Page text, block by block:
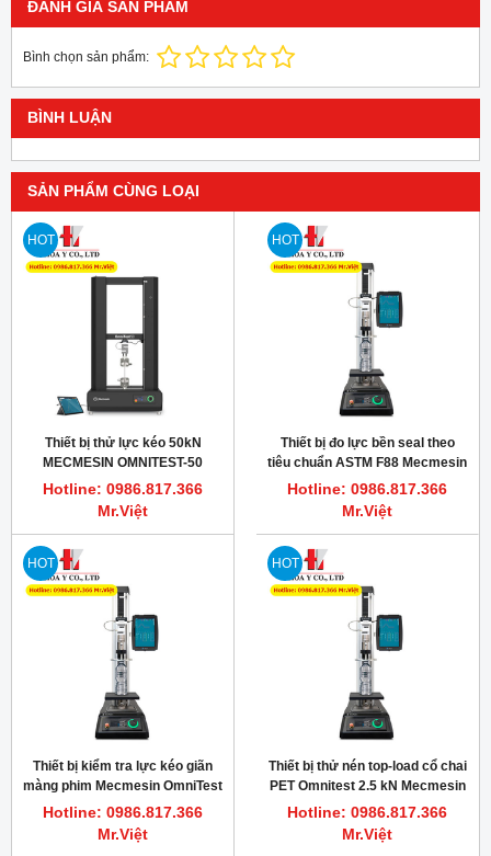
ĐÁNH GIÁ SẢN PHẨM
Bình chọn sản phẩm:
BÌNH LUẬN
SẢN PHẨM CÙNG LOẠI
HOT
Thiết bị thử lực kéo 50kN
MECMESIN OMNITEST-50
Hotline: 0986.817.366
Mr.Việt
HOT
Thiết bị đo lực bền seal theo
tiêu chuẩn ASTM F88 Mecmesin
Omnitest 2.5
Hotline: 0986.817.366
Mr.Việt
HOT
Thiết bị kiểm tra lực kéo giãn
màng phim Mecmesin OmniTest
0.5kN MkI, 500N
Hotline: 0986.817.366
Mr.Việt
HOT
Thiết bị thử nén top-load cổ chai
PET Omnitest 2.5 kN Mecmesin
England
Hotline: 0986.817.366
Mr.Việt